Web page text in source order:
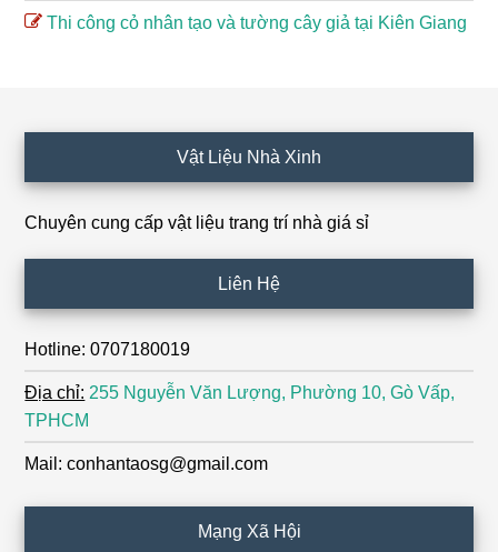
Thi công cỏ nhân tạo và tường cây giả tại Kiên Giang
Vật Liệu Nhà Xinh
Chuyên cung cấp vật liệu trang trí nhà giá sỉ
Liên Hệ
Hotline: 0707180019
Địa chỉ: 255 Nguyễn Văn Lượng, Phường 10, Gò Vấp,
TPHCM
Mail: conhantaosg@gmail.com
Mạng Xã Hội